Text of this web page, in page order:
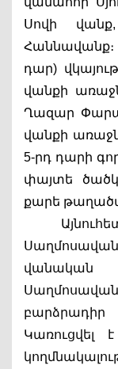
Սովի
դար)
վանքի
Ղազար
վանքի
5-րդ դարի
փայտե
քարե
վանական
Կառուցվել